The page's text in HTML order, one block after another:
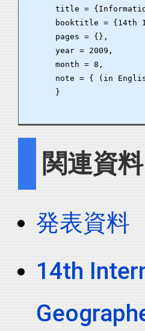
title =
booktitle = {14th
      pages = {},
      year = 2009,
      month = 8,
note = { (in
      }
関連資
発表資料
14th